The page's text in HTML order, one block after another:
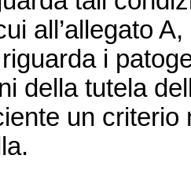
all’allegato
i
della tutela
un